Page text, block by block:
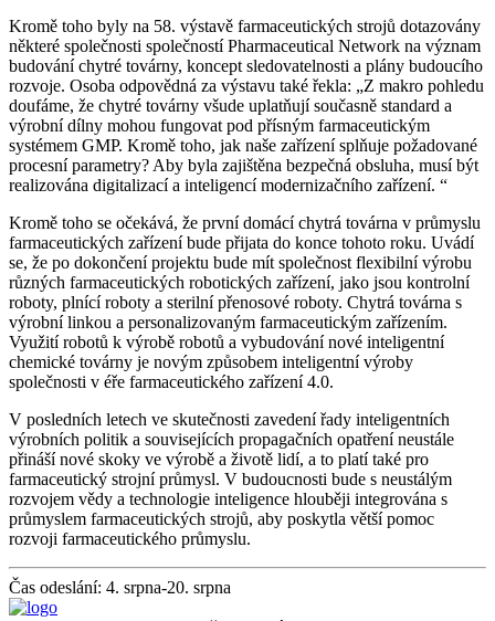
Kromě toho byly na 58. výstavě farmaceutických strojů dotazovány
některé společnosti společností Pharmaceutical Network na význam
budování chytré továrny, koncept sledovatelnosti a plány budoucího
rozvoje. Osoba odpovědná za výstavu také řekla: „Z makro pohledu
doufáme, že chytré továrny všude uplatňují současně standard a
výrobní dílny mohou fungovat pod přísným farmaceutickým
systémem GMP. Kromě toho, jak naše zařízení splňuje požadované
procesní parametry? Aby byla zajištěna bezpečná obsluha, musí být
realizována digitalizací a inteligencí modernizačního zařízení. “
Kromě toho se očekává, že první domácí chytrá továrna v průmyslu
farmaceutických zařízení bude přijata do konce tohoto roku. Uvádí
se, že po dokončení projektu bude mít společnost flexibilní výrobu
různých farmaceutických robotických zařízení, jako jsou kontrolní
roboty, plnící roboty a sterilní přenosové roboty. Chytrá továrna s
výrobní linkou a personalizovaným farmaceutickým zařízením.
Využití robotů k výrobě robotů a vybudování nové inteligentní
chemické továrny je novým způsobem inteligentní výroby
společnosti v éře farmaceutického zařízení 4.0.
V posledních letech ve skutečnosti zavedení řady inteligentních
výrobních politik a souvisejících propagačních opatření neustále
přináší nové skoky ve výrobě a životě lidí, a to platí také pro
farmaceutický strojní průmysl. V budoucnosti bude s neustálým
rozvojem vědy a technologie inteligence hlouběji integrována s
průmyslem farmaceutických strojů, aby poskytla větší pomoc
rozvoji farmaceutického průmyslu.
Čas odeslání: 4. srpna-20. srpna